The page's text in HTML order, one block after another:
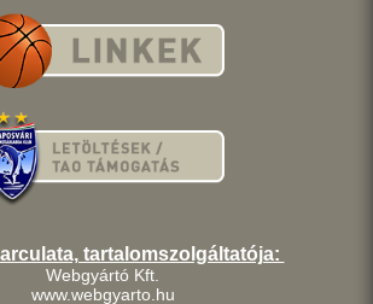
tartalomszolgáltatója:
Webgyártó Kft.
www.webgyarto.hu